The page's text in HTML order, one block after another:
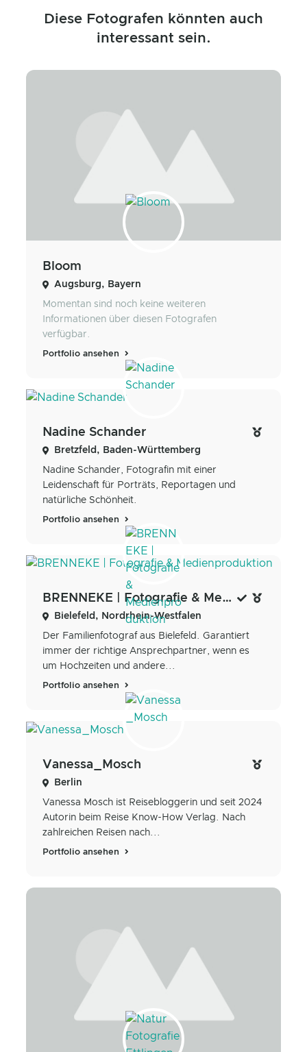
Diese Fotografen könnten auch
interessant sein.
Bloom
Augsburg, Bayern
Momentan sind noch keine weiteren
Informationen über diesen Fotografen
verfügbar.
Portfolio ansehen
Nadine Schander
Bretzfeld, Baden-Württemberg
Nadine Schander, Fotografin mit einer
Leidenschaft für Porträts, Reportagen und
natürliche Schönheit.
Portfolio ansehen
BRENNEKE | Fotografie & Medienproduktion
Bielefeld, Nordrhein-Westfalen
Der Familienfotograf aus Bielefeld. Garantiert
immer der richtige Ansprechpartner, wenn es
um Hochzeiten und andere...
Portfolio ansehen
Vanessa_Mosch
Berlin
Vanessa Mosch ist Reisebloggerin und seit 2024
Autorin beim Reise Know-How Verlag. Nach
zahlreichen Reisen nach...
Portfolio ansehen